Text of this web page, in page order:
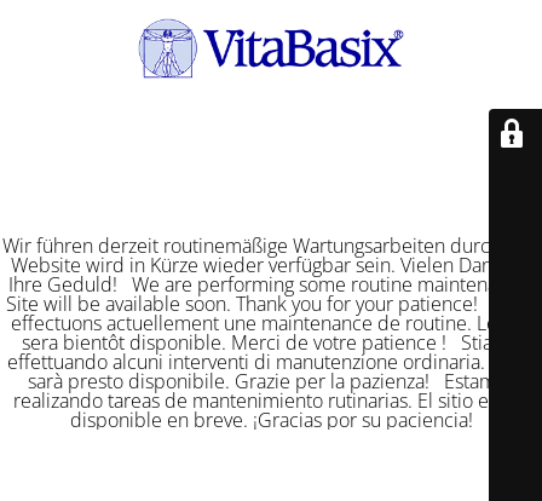
Wir führen derzeit routinemäßige Wartungsarbeiten durch. Die
Website wird in Kürze wieder verfügbar sein. Vielen Dank für
Ihre Geduld! We are performing some routine maintenance.
Site will be available soon. Thank you for your patience! Nous
effectuons actuellement une maintenance de routine. Le site
sera bientôt disponible. Merci de votre patience ! Stiamo
effettuando alcuni interventi di manutenzione ordinaria. Il sito
sarà presto disponibile. Grazie per la pazienza! Estamos
realizando tareas de mantenimiento rutinarias. El sitio estará
disponible en breve. ¡Gracias por su paciencia!